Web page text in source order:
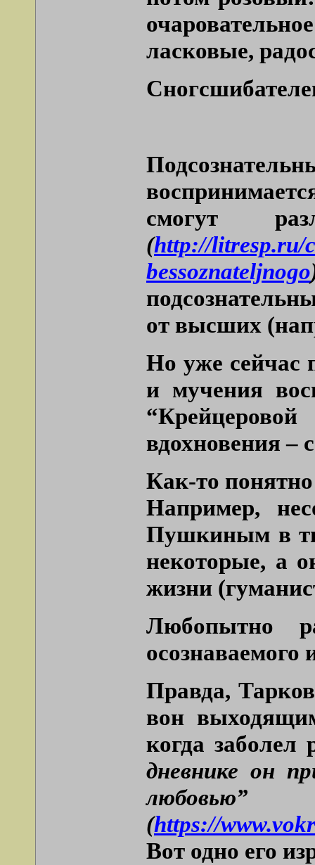
ласковые,
смогут
(http://litresp.ru/
bessoznateljnogo
от высших
Но уже сейчас
и мучения
вдохновения –
Как-то
Например,
Пушкиным в
некоторые, а
жизни
Любопытно
осознаваемого
Правда,
вон
когда
дневнике он
любовью”
(https://
Вот одно его